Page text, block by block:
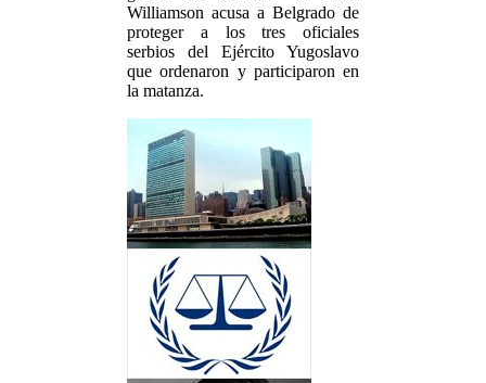
Williamson acusa a Belgrado de
proteger a los tres oficiales
serbios del Ejército Yugoslavo
que ordenaron y participaron en
la matanza.